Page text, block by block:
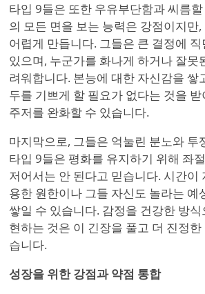
타입 9들은 또한 우유부단함과 씨름
의 모든 면을 보는 능력은 강점이지만
어렵게 만듭니다. 그들은 큰 결정에
있으며, 누군가를 화나게 하거나 잘못
려워합니다. 본능에 대한 자신감을 쌓
두를 기쁘게 할 필요가 없다는 것을
주저를 완화할 수 있습니다.
마지막으로, 그들은 억눌린 분노와 투
타입 9들은 평화를 유지하기 위해 좌
저어서는 안 된다고 믿습니다. 시간이
용한 원한이나 그들 자신도 놀라는 예
쌓일 수 있습니다. 감정을 건강한 방
현하는 것은 이 긴장을 풀고 더 진정
습니다.
성장을 위한 강점과 약점 통합